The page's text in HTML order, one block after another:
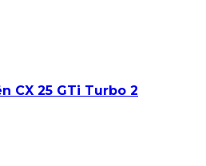
CX 25 GTi Turbo 2